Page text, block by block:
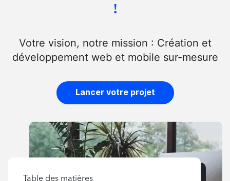
!
Votre vision, notre mission : Création et
développement web et mobile sur-mesure
Lancer votre projet
Table des matières